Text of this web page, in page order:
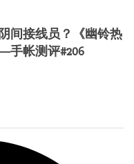
间接线员？《幽铃热
帐测评#206